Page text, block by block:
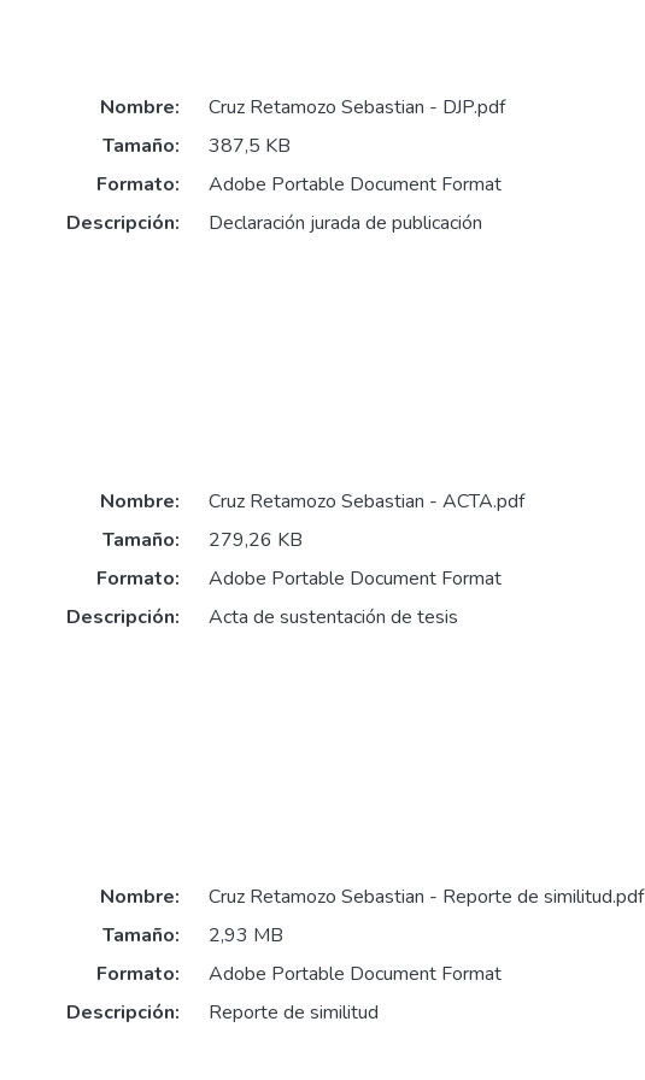
Nombre:
Cruz Retamozo Sebastian - DJP.pdf
Tamaño:
387,5 KB
Formato:
Adobe Portable Document Format
Descripción:
Declaración jurada de publicación
Nombre:
Cruz Retamozo Sebastian - ACTA.pdf
Tamaño:
279,26 KB
Formato:
Adobe Portable Document Format
Descripción:
Acta de sustentación de tesis
Nombre:
Cruz Retamozo Sebastian - Reporte de similitud.pdf
Tamaño:
2,93 MB
Formato:
Adobe Portable Document Format
Descripción:
Reporte de similitud